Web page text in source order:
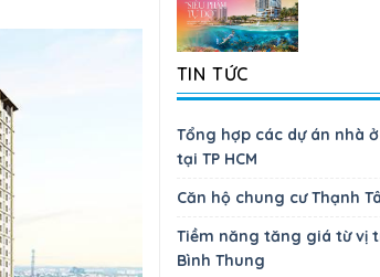
TIN TỨC
Tổng hợp các dự án nhà
tại TP HCM
Căn hộ chung cư Thạnh
Tiềm năng tăng giá từ vị
Bình Thung